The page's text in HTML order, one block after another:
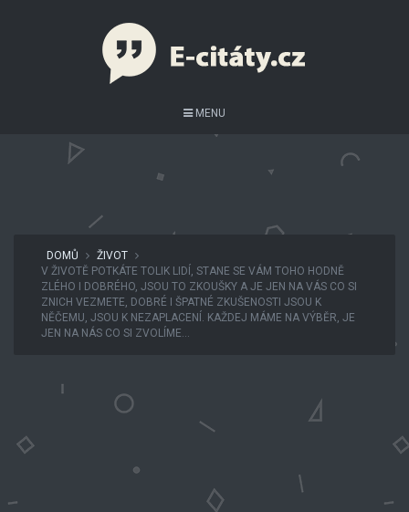
MENU
DOMŮ
ŽIVOT
V ŽIVOTĚ POTKÁTE TOLIK LIDÍ, STANE SE VÁM TOHO HODNĚ
ZLÉHO I DOBRÉHO, JSOU TO ZKOUŠKY A JE JEN NA VÁS CO SI
ZNICH VEZMETE, DOBRÉ I ŠPATNÉ ZKUŠENOSTI JSOU K
NĚČEMU, JSOU K NEZAPLACENÍ. KAŽDEJ MÁME NA VÝBĚR, JE
JEN NA NÁS CO SI ZVOLÍME…